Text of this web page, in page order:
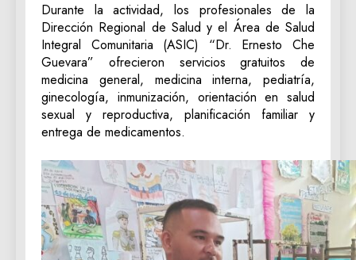
Durante la actividad, los profesionales de la
Dirección Regional de Salud y el Área de Salud
Integral Comunitaria (ASIC) “Dr. Ernesto Che
Guevara” ofrecieron servicios gratuitos de
medicina general, medicina interna, pediatría,
ginecología, inmunización, orientación en salud
sexual y reproductiva, planificación familiar y
entrega de medicamentos.